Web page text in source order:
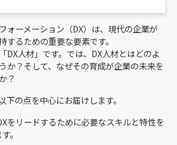
ォーメーション（DX）は、現代の企業が
するための重要な要素です。
DX人材」です。では、DX人材とはどのよ
か？そして、なぜその育成が企業の未来を
？
下の点を中心にお届けします。
をリードするために必要なスキルと特性を
。